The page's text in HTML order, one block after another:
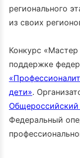
регионального
из своих
Конкурс
поддержке
дети».
Федеральный